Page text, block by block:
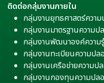
ติดต่อกลุ่มงานภายใน
กลุ่มงานยุทธศาสตร์ควา
กลุ่มงานมาตรฐานความป
กลุ่มงานพัฒนาองค์ความ
กลุ่มงานทะเบียนความปล
กลุ่มงานเครือข่ายความป
กลุ่มงานกองทุนความปล